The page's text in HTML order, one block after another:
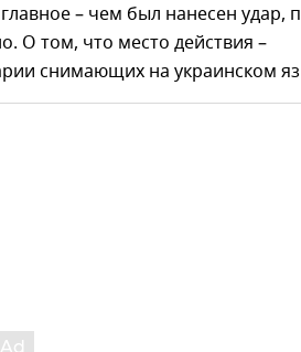
– чем был нанесен удар,
О том, что место действия –
снимающих на украинском